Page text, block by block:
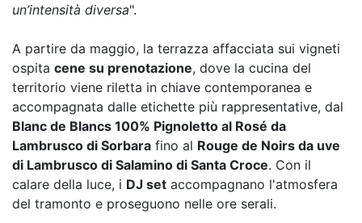
un’intensità diversa".
A partire da maggio, la terrazza affacciata sui vigneti
ospita cene su prenotazione, dove la cucina del
territorio viene riletta in chiave contemporanea e
accompagnata dalle etichette più rappresentative, dal
Blanc de Blancs 100% Pignoletto al Rosé da
Lambrusco di Sorbara fino al Rouge de Noirs da uve
di Lambrusco di Salamino di Santa Croce. Con il
calare della luce, i DJ set accompagnano l'atmosfera
del tramonto e proseguono nelle ore serali.